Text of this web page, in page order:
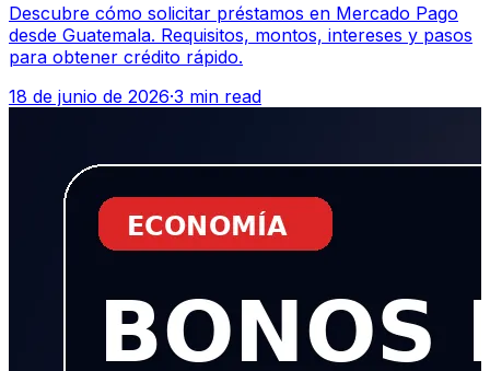
Descubre cómo solicitar préstamos en Mercado Pago
desde Guatemala. Requisitos, montos, intereses y pasos
para obtener crédito rápido.
18 de junio de 2026·3 min read